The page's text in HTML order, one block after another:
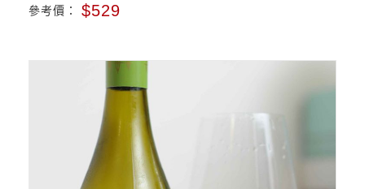
參考價： $529